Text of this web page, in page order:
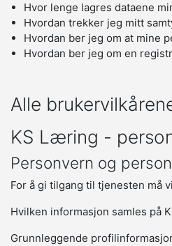
Hvor lenge lagres dataene
Hvordan trekker jeg mitt
Hvordan ber jeg om at mine
Hvordan ber jeg om en
Alle
KS Læring -
Personvern og
For å gi tilgang til tjenesten må
Hvilken informasjon samles på
Grunnleggende